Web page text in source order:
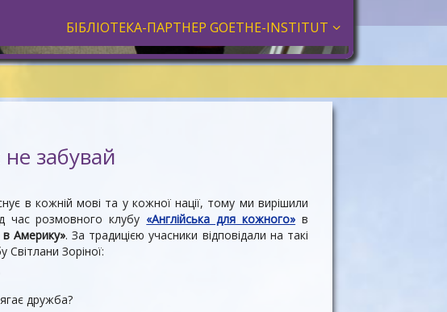
БІБЛІОТЕКА-ПАРТНЕР GOETHE-INSTITUT
забувай
в кожній мові та у кожної нації, тому ми вирішили
час розмовного клубу «Англійська для кожного» в
в Америку». За традицією учасники відповідали на такі
Світлани Зоріної:
дружба?